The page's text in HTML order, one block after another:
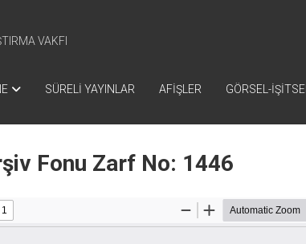
VAKFI
SÜRELİ YAYINLAR AFİŞLER GÖRSEL-İŞİTSEL
Fonu Zarf No: 1446